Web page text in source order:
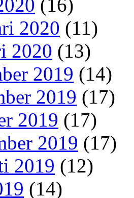
(16)
2020 (11)
2020 (13)
2019 (14)
2019 (17)
2019 (17)
2019 (17)
2019 (12)
(14)